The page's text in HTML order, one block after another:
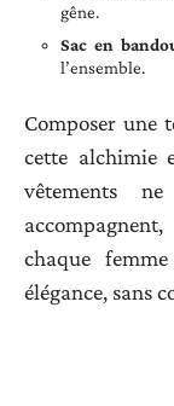
gêne.
Sac en
l’ensemble.
Composer une
cette alchimie
vêtements
chaque
élégance, sans